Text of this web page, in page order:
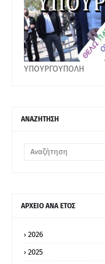
ΥΠΟΥΡΓΟΥΠΟΛΗ
ΑΝΑΖΗΤΗΣΗ
ΑΡΧΕΙΟ ΑΝΑ ΕΤΟΣ
2026
2025